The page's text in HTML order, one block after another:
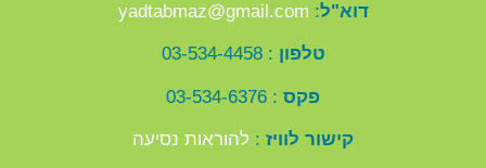
דוא"ל:
טלפון : 03-534-4458
פקס : 03-534-6376
קישור לוויז : להוראות נסיעה